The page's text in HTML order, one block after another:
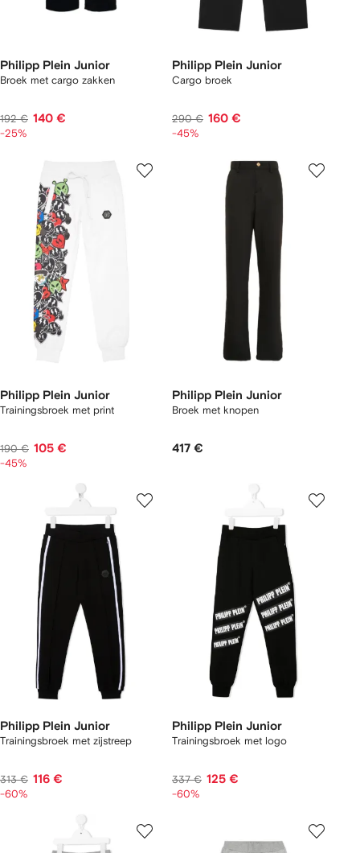
Philipp Plein Junior
Broek met cargo zakken
192 € 140 €
-25%
Philipp Plein Junior
Cargo broek
290 € 160 €
-45%
Philipp Plein Junior
Trainingsbroek met print
190 € 105 €
-45%
Philipp Plein Junior
Broek met knopen
417 €
Philipp Plein Junior
Trainingsbroek met zijstreep
313 € 116 €
-60%
Philipp Plein Junior
Trainingsbroek met logo
337 € 125 €
-60%